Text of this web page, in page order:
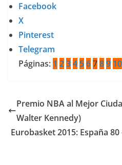
Facebook
X
Pinterest
Telegram
Páginas: 1 234 56789 10
Premio NBA al Mejor
Walter Kennedy)
Eurobasket 2015: España